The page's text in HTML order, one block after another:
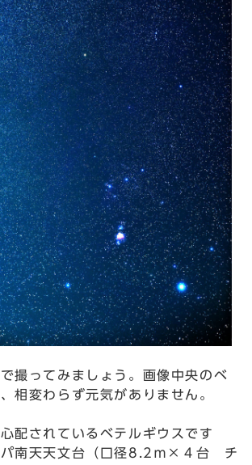
撮ってみましょう。画像中央のベ
相変わらず元気がありません。
配されているベテルギウスです
パ南天天文台（口径8.2ｍ×４台 チ